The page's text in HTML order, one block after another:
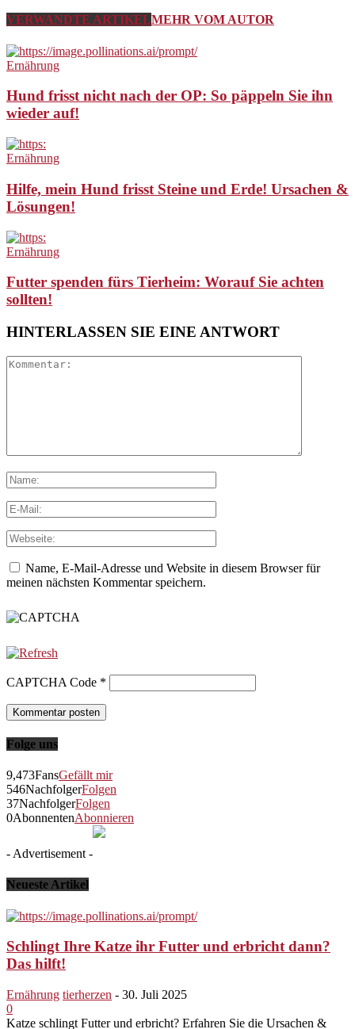
VERWANDTE ARTIKELMEHR VOM AUTOR
Ernährung
Hund frisst nicht nach der OP: So päppeln Sie ihn
wieder auf!
Ernährung
Hilfe, mein Hund frisst Steine und Erde! Ursachen &
Lösungen!
Ernährung
Futter spenden fürs Tierheim: Worauf Sie achten
sollten!
HINTERLASSEN SIE EINE ANTWORT
Name, E-Mail-Adresse und Website in diesem Browser für
meinen nächsten Kommentar speichern.
CAPTCHA Code *
Folge uns
9,473FansGefällt mir
546NachfolgerFolgen
37NachfolgerFolgen
0AbonnentenAbonnieren
- Advertisement -
Neueste Artikel
Schlingt Ihre Katze ihr Futter und erbricht dann?
Das hilft!
Ernährung tierherzen - 30. Juli 2025
0
Katze schlingt Futter und erbricht? Erfahren Sie die Ursachen &